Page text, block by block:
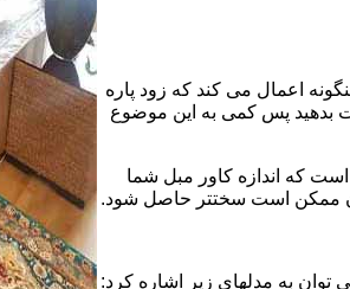
اعمال می کند که زود پاره
بدهید پس کمی به این موضوع
که اندازه کاور مبل شما
ممکن است سختتر حاصل شود.
به مدلهای زیر اشاره کرد: